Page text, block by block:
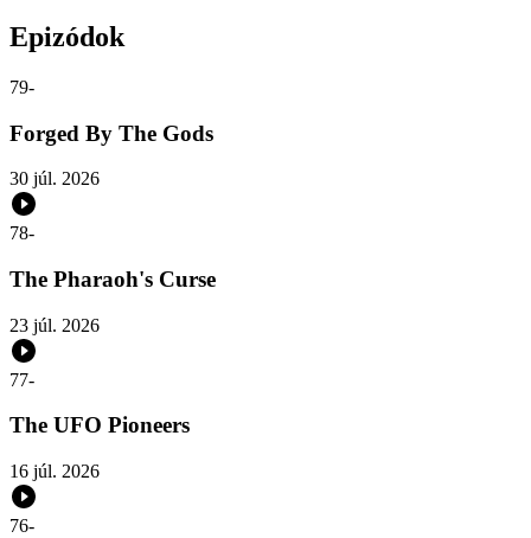
Epizódok
79-
Forged By The Gods
30 júl. 2026
78-
The Pharaoh's Curse
23 júl. 2026
77-
The UFO Pioneers
16 júl. 2026
76-